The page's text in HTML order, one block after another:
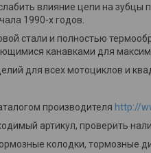
влияние цепи на зубцы
1990-х годов.
стали и полностью
канавками для
для всех мотоциклов и
производителя http://
артикул, проверить
колодки, тормозные